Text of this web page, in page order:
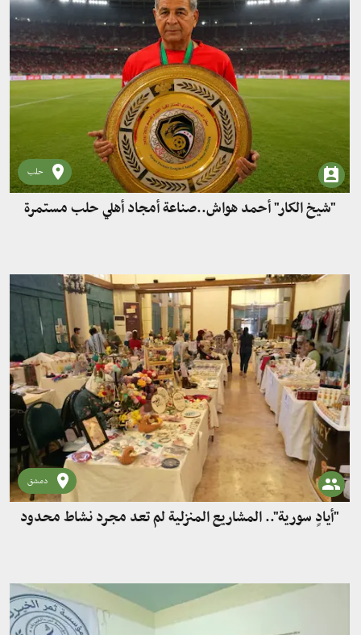
حلب
"شيخ الكار" أحمد هواش..صناعة أمجاد أهلي حلب مستمرة
دمشق
"أيادٍ سورية".. المشاريع المنزلية لم تعد مجرد نشاط محدود